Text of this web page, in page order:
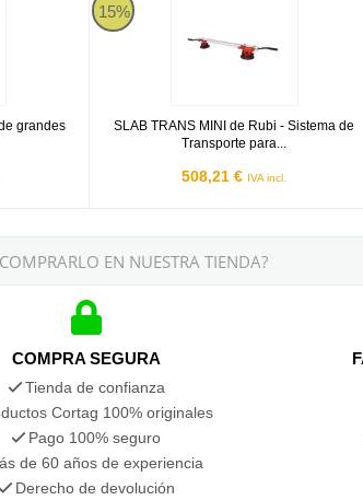
grandes
15%
SLAB TRANS MINI de Rubi - Sistema de
Transporte para...
508,21 € IVA incl.
EN NUESTRA TIENDA?
COMPRA SEGURA
Tienda de confianza
Cortag 100% originales
Pago 100% seguro
de 60 años de experiencia
Derecho de devolución